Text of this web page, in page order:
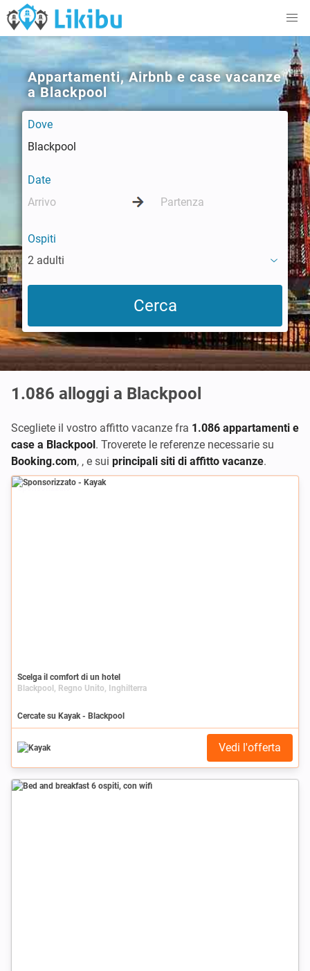
Appartamenti, Airbnb e case vacanze
a Blackpool
Dove
Date
Ospiti
2 adulti
1.086 alloggi a Blackpool
Scegliete il vostro affitto vacanze fra 1.086 appartamenti e
case a Blackpool. Troverete le referenze necessarie su
Booking.com, , e sui principali siti di affitto vacanze.
Sponsorizzato
Scelga il comfort di un hotel
Blackpool, Regno Unito, Inghilterra
Cercate su Kayak - Blackpool
Vedi l'offerta